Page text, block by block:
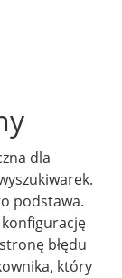
dla
podstawa.
błędu
który